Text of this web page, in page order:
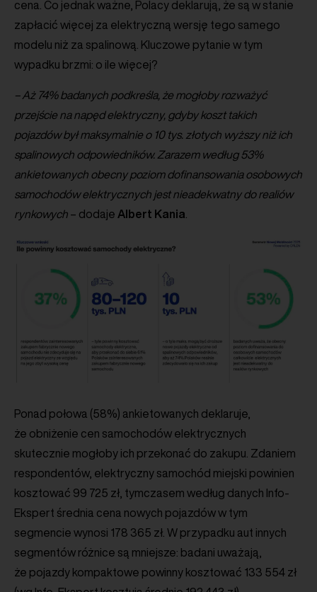
cena. Co jednak ważne, Polacy deklarują, że są w stanie
zapłacić więcej za elektryczną wersję tego samego
modelu niż za spalinową. Kluczowe pytanie w tym
wypadku brzmi: o ile więcej?
– Aż 74% badanych podkreśla, że mogłoby rozważyć
przejście na napęd elektryczny, gdyby koszt takich
pojazdów był maksymalnie o 10 tys. złotych wyższy niż ich
spalinowych odpowiedników. Zarazem według 53%
ankietowanych obecny poziom dofinansowania osobowych
samochodów elektrycznych jest nieadekwatny do realiów
rynkowych – dodaje Albert Kania
Ponad połowa (58%) ankietowanych deklaruje,
że obniżenie cen samochodów elektrycznych
skutecznie mogłoby ich przekonać do zakupu. Zdaniem
respondentów, elektryczny samochód miejski powinien
kosztować 99 725 zł, tymczasem według danych Info-
Ekspert średnia cena nowych pojazdów w tym
segmencie wynosi 178 365 zł. W przypadku aut innych
segmentów różnice są mniejsze: badani uważają,
że pojazdy kompaktowe powinny kosztować 133 554 zł